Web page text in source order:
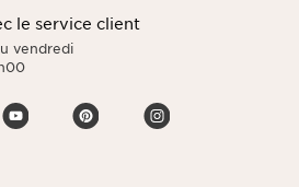
le service client
vendredi